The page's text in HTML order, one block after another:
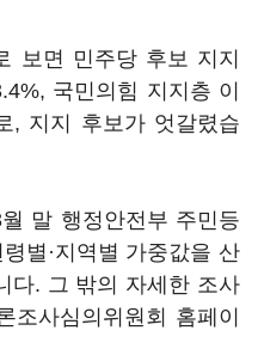
보면 민주당 후보 지지
국민의힘 지지층 이
, 지지 후보가 엇갈렸습
말 행정안전부 주민등
별·지역별 가중값을 산
다. 그 밖의 자세한 조사
조사심의위원회 홈페이